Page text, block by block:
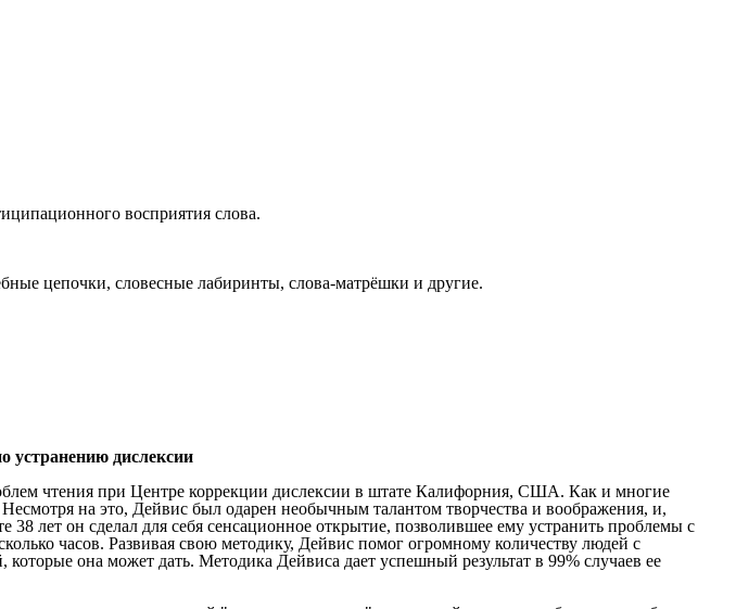
восприятия слова.
цепочки, словесные лабиринты, слова-матрёшки и другие.
устранению дислексии
чтения при Центре коррекции дислексии в штате Калифорния, США. Как и многие
на это, Дейвис был одарен необычным талантом творчества и воображения, и,
лет он сделал для себя сенсационное открытие, позволившее ему устранить проблемы с
часов. Развивая свою методику, Дейвис помог огромному количеству людей с
она может дать. Методика Дейвиса дает успешный результат в 99% случаев ее